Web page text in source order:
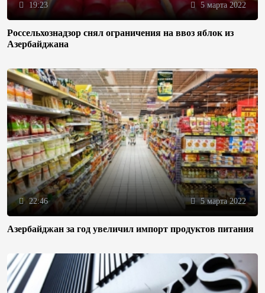
19:23 5 марта 2022
Россельхознадзор снял ограничения на ввоз яблок из
Азербайджана
22:46 5 марта 2022
Азербайджан за год увеличил импорт продуктов питания